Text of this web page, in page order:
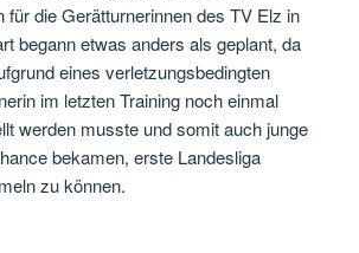
für die Gerätturnerinnen des TV Elz in
begann etwas anders als geplant, da
eines verletzungsbedingten
im letzten Training noch einmal
werden musste und somit auch junge
bekamen, erste Landesliga
zu können.